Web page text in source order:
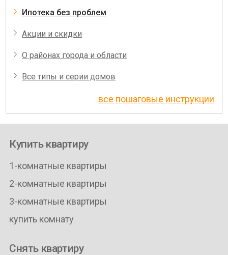
Ипотека без проблем
Акции и скидки
О районах города и области
Все типы и серии домов
все пошаговые инструкции
Купить квартиру
1-комнатные квартиры
2-комнатные квартиры
3-комнатные квартиры
купить комнату
Снять квартиру